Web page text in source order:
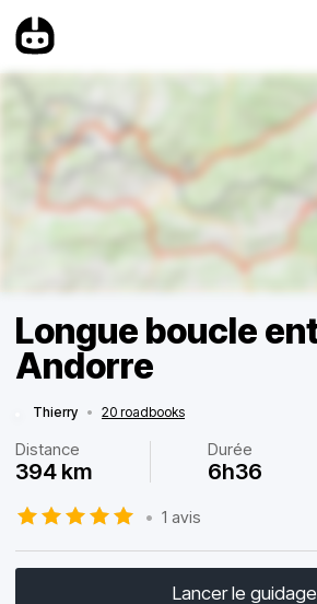
Longue boucle
Andorre
Thierry • 20 roadbooks
Distance
394 km
Durée
6h36
• 1 avis
Lancer le guidage